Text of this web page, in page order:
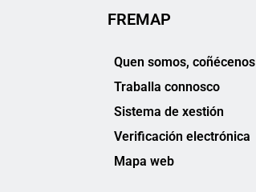
FREMAP
Quen somos, coñécenos
Traballa connosco
Sistema de xestión
Verificación electrónica
Mapa web